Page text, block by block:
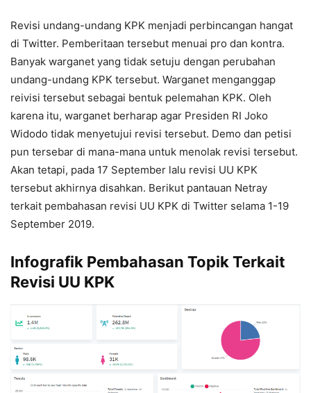
Revisi undang-undang KPK menjadi perbincangan hangat
di Twitter. Pemberitaan tersebut menuai pro dan kontra.
Banyak warganet yang tidak setuju dengan perubahan
undang-undang KPK tersebut. Warganet menganggap
reivisi tersebut sebagai bentuk pelemahan KPK. Oleh
karena itu, warganet berharap agar Presiden RI Joko
Widodo tidak menyetujui revisi tersebut. Demo dan petisi
pun tersebar di mana-mana untuk menolak revisi tersebut.
Akan tetapi, pada 17 September lalu revisi UU KPK
tersebut akhirnya disahkan. Berikut pantauan Netray
terkait pembahasan revisi UU KPK di Twitter selama 1-19
September 2019.
Infografik Pembahasan Topik Terkait
Revisi UU KPK